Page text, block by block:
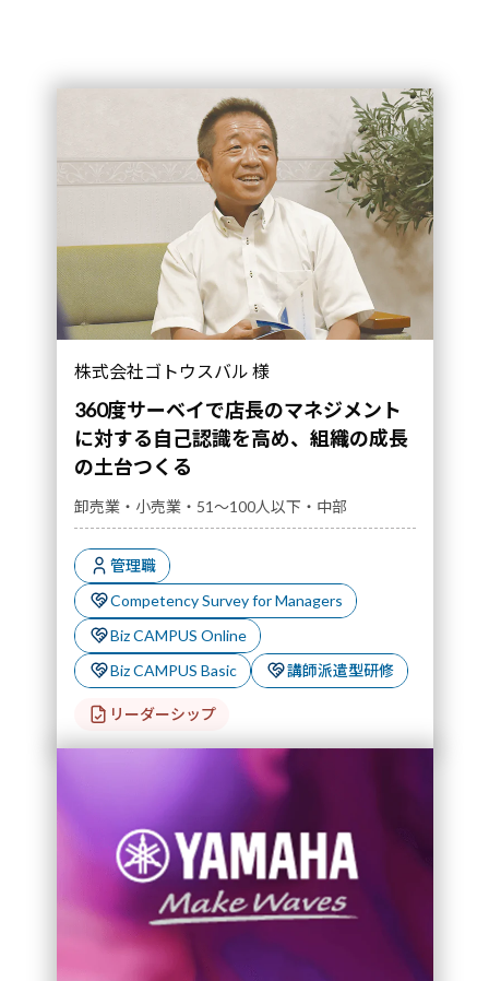
株式会社ゴトウスバル 様
360度サーベイで店長のマネジメント
に対する自己認識を高め、 組織の成長
の土台つくる
卸売業・小売業・51～100人以下・中部
管理職
Competency Survey for Managers
Biz CAMPUS Online
Biz CAMPUS Basic
講師派遣型研修
リーダーシップ